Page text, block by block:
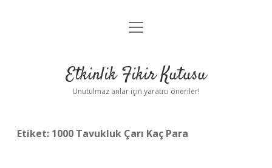
Anasayfa
Yasal Uyarı
menüyü
Etkinlik Fikir Kutusu
Unutulmaz anlar için yaratıcı öneriler!
Etiket: 1000 Tavukluk Çarı Kaç Para